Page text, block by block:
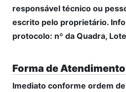
responsável técnico ou
escrito pelo proprietário.
protocolo: nº da Quadra,
Forma de
Imediato conforme ordem